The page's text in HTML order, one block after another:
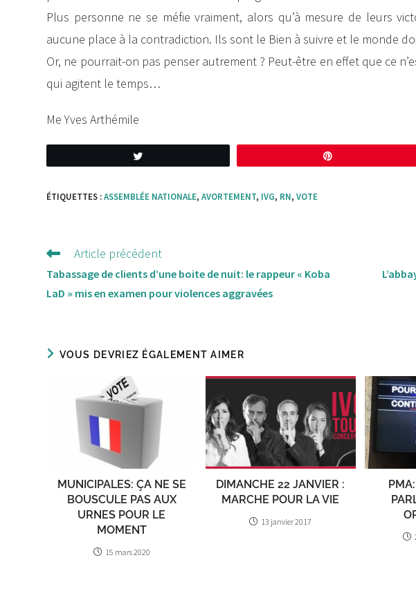
Plus personne ne se méfie vraiment, alors qu’à mesure de leurs
aucune place à la contradiction. Ils sont le Bien à suivre et le monde
Or, ne pourrait-on pas penser autrement ? Peut-être en effet que ce
qui agitent le temps…
Me Yves Arthémile
ÉTIQUETTES :ASSEMBLÉE NATIONALE, AVORTEMENT, IVG, RN, VOTE
Lire
d'autres
articles
Article précédent
Tabassage de clients d’une boite de nuit: le rappeur « Koba
LaD » mis en examen pour violences aggravées
VOUS DEVRIEZ ÉGALEMENT AIMER
MUNICIPALES: ÇA NE SE
BOUSCULE PAS AUX
URNES POUR LE
MOMENT
15 mars 2020
DIMANCHE 22 JANVIER :
MARCHE POUR LA VIE
13 janvier 2017